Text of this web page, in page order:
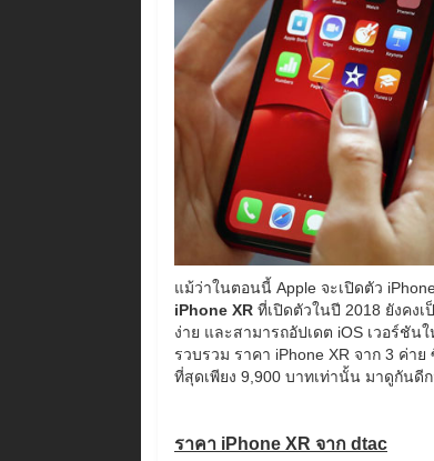
แม้ว่าในตอนนี้ Apple จะเปิดตัว
iPhone XR ที่เปิดตัวในปี 2018 ยังคง
ง่าย และสามารถอัปเดต iOS เวอร์ชั
รวบรวม ราคา iPhone XR จาก 3 ค่า
ที่สุดเพียง 9,900 บาทเท่านั้น มาดูกันดี
ราคา iPhone XR จาก dtac